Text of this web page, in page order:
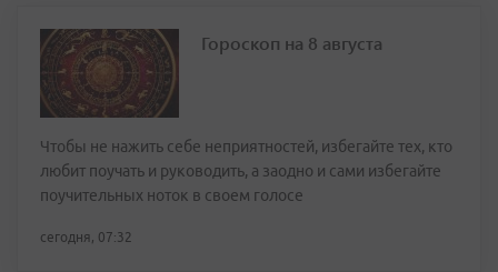
Гороскоп на 8 августа
Чтобы не нажить себе неприятностей, избегайте тех, кто
любит поучать и руководить, а заодно и сами избегайте
поучительных ноток в своем голосе
сегодня, 07:32